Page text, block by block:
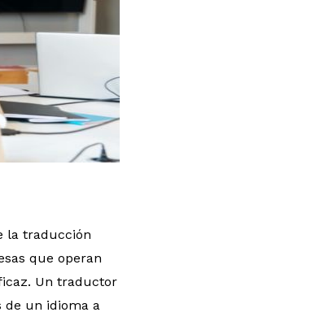
la traducción
que operan
Un traductor
de un idioma a